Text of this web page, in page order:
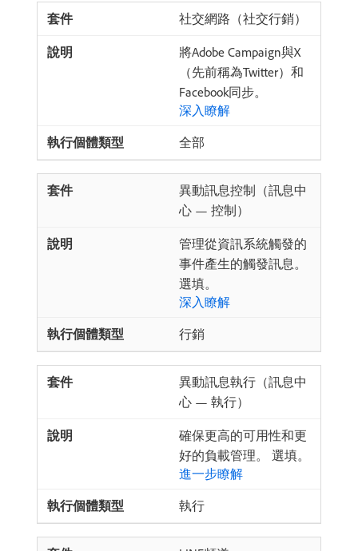
社交網路（社交行銷）
將Adobe Campaign與X
（先前稱為Twitter）和
Facebook同步。
深入瞭解
全部
異動訊息控制（訊息中
心 — 控制）
管理從資訊系統觸發的
事件產生的觸發訊息。
選填。
深入瞭解
行銷
異動訊息執行（訊息中
心 — 執行）
確保更高的可用性和更
好的負載管理。 選填。
進一步瞭解
執行